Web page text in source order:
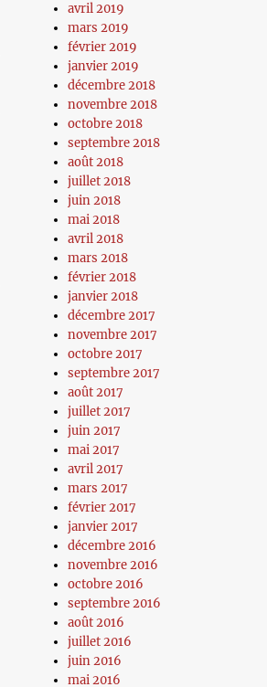
avril 2019
mars 2019
février 2019
janvier 2019
décembre 2018
novembre 2018
octobre 2018
septembre 2018
août 2018
juillet 2018
juin 2018
mai 2018
avril 2018
mars 2018
février 2018
janvier 2018
décembre 2017
novembre 2017
octobre 2017
septembre 2017
août 2017
juillet 2017
juin 2017
mai 2017
avril 2017
mars 2017
février 2017
janvier 2017
décembre 2016
novembre 2016
octobre 2016
septembre 2016
août 2016
juillet 2016
juin 2016
mai 2016